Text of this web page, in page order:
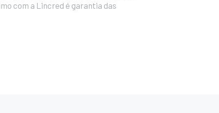
com a Lincred é garantia das